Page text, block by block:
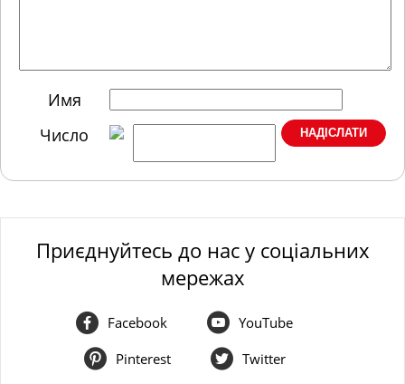
Имя
Число
Приєднуйтесь до нас у соціальних
мережах
Facebook
YouTube
Pinterest
Twitter